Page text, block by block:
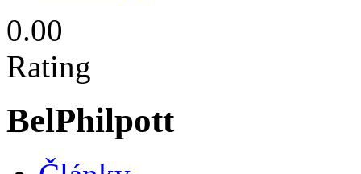
0.00
Rating
BelPhilpott